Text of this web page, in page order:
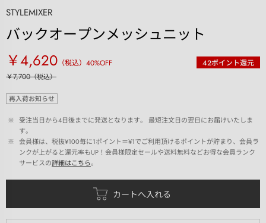
STYLEMIXER
バックオープンメッシュニット
￥4,620 （税込） 40%OFF 42ポイント還元
￥7,700（税込）
再入荷お知らせ
※ 受注当日から4日後までに発送となります。 最短注文日の翌日にお届けいたしま
す。
※ 会員様は、税抜¥100毎に1ポイント＝¥1でご利用頂けるポイントが貯まり、会員ラ
ンクが上がると還元率もUP！会員様限定セールや送料無料などお得な会員ランク
サービスの詳細はこちら。